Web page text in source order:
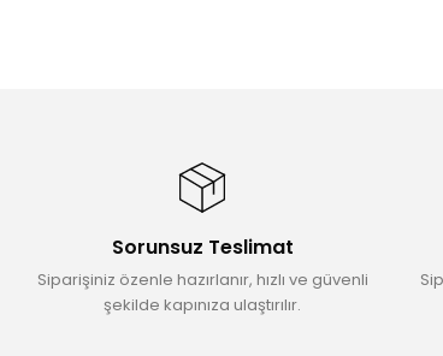
Sorunsuz Teslimat
Siparişiniz özenle hazırlanır, hızlı ve güvenli
şekilde kapınıza ulaştırılır.